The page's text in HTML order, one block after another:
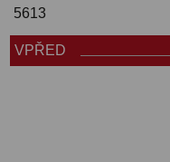
5613
VPŘED